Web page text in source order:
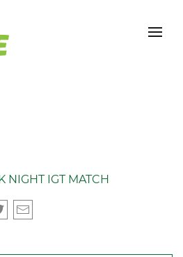
NIGHT IGT MATCH